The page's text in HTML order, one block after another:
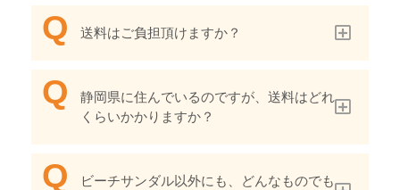
送料はご負担頂けますか？
静岡県に住んでいるのですが、送料はどれ
くらいかかりますか？
ビーチサンダル以外にも、どんなものでも